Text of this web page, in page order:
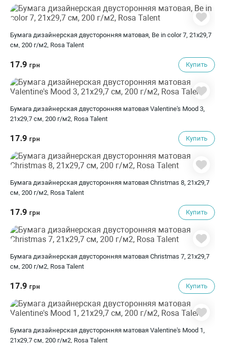
Бумага дизайнерская двусторонняя матовая, Be in color 7, 21х29,7
см, 200 г/м2, Rosa Talent
17.9 грн Купить
Бумага дизайнерская двусторонняя матовая Valentine's Mood 3,
21х29,7 см, 200 г/м2, Rosa Talent
17.9 грн Купить
Бумага дизайнерская двусторонняя матовая Christmas 8, 21х29,7
см, 200 г/м2, Rosa Talent
17.9 грн Купить
Бумага дизайнерская двусторонняя матовая Christmas 7, 21х29,7
см, 200 г/м2, Rosa Talent
17.9 грн Купить
Бумага дизайнерская двусторонняя матовая Valentine's Mood 1,
21х29,7 см, 200 г/м2, Rosa Talent